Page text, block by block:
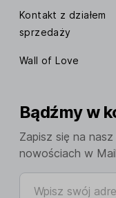
Kontakt z działem
sprzedaży
Wall of Love
Bądźmy w
Zapisz się na
nowościach w
Wpisz swój adres